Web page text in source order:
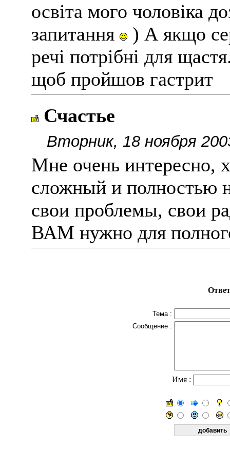
освіта мого чоловіка
запитання
) А якщо
речі потрібні для
щоб пройшов гастрит
Счастье
Вторник, 18 ноября
Мне очень интересно,
сложный и полностью
свои проблемы, свои
ВАМ нужно для
Тема :
Сообщение :
Имя :